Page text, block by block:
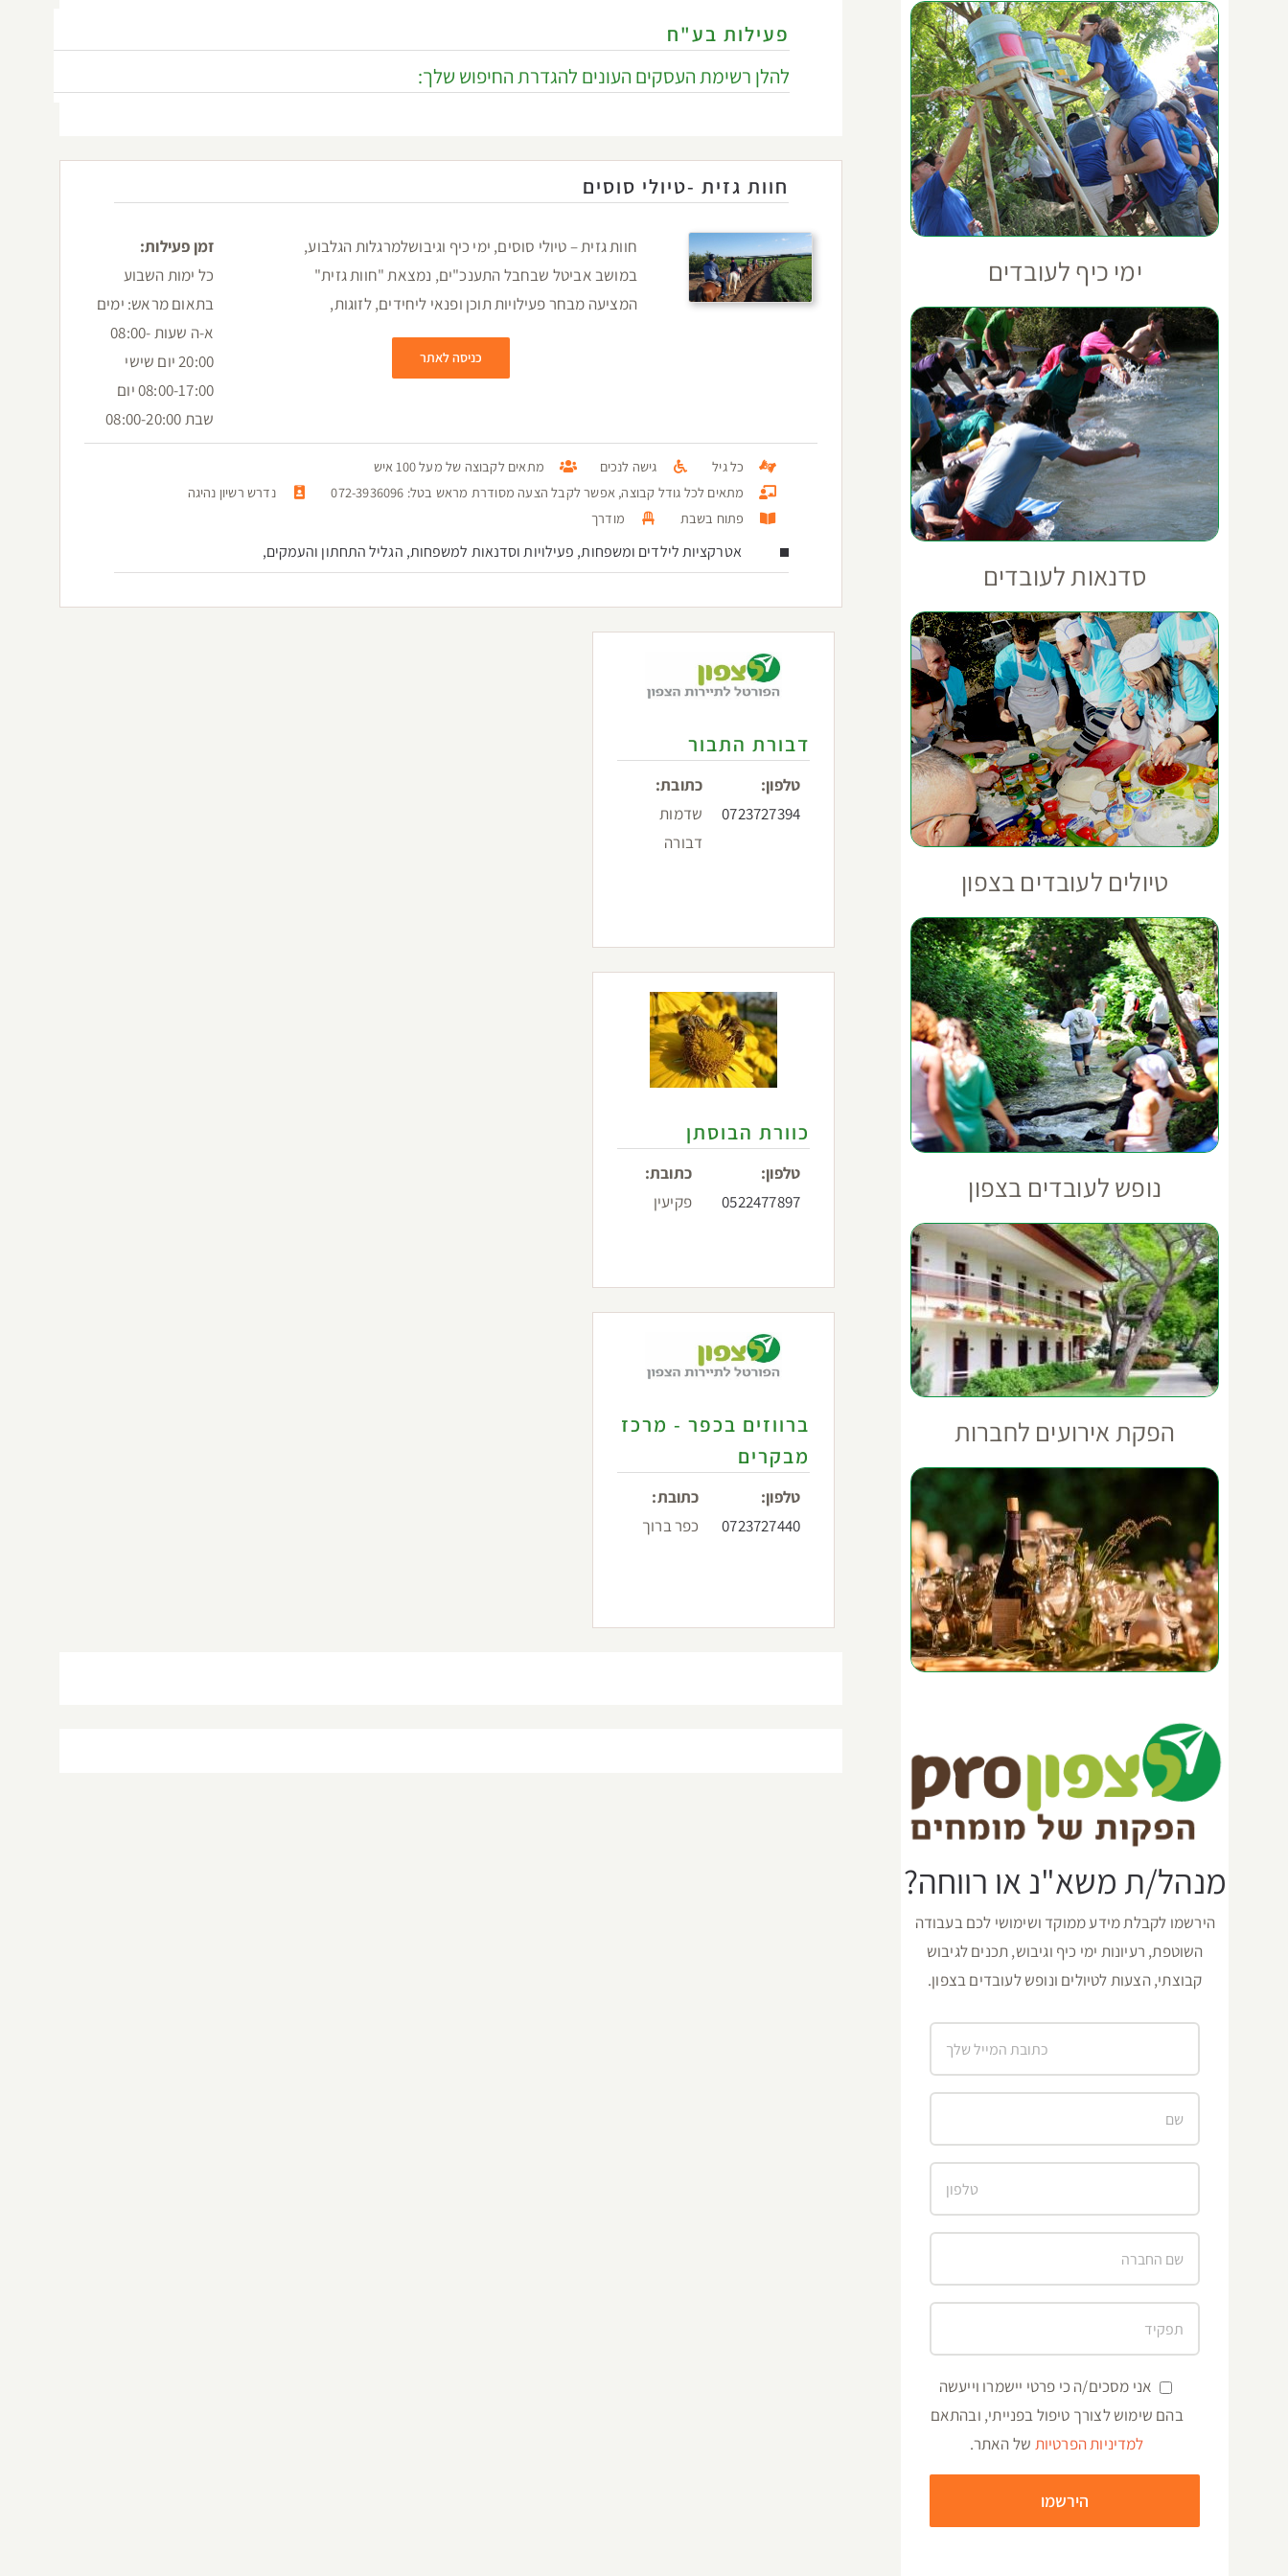
פעילות בע"ח
להלן רשימת העסקים העונים להגדרת החיפוש שלך:
חוות גזית -טיולי סוסים
חוות גזית – טיולי סוסים, ימי כיף וגיבושלמרגלות הגלבוע,
במושב אביטל שבחבל התענכ"ים, נמצאת "חוות גזית"
המציעה מבחר פעילויות תוכן ופנאי ליחידים, לזוגות,
כניסה לאתר
זמן פעילות:
כל ימות השבוע
בתאום מראש: ימים
א-ה שעות 08:00-
20:00 יום שישי
08:00-17:00 יום
שבת 08:00-20:00
כל גיל גישה לנכים
מתאים לקבוצה של מעל 100 איש
מתאים לכל גודל קבוצה, אפשר לקבל הצעה מסודרת מראש בטל: 072-3936096
נדרש רשיון נהיגה
פתוח בשבת
מודרך
אטרקציות לילדים ומשפחות, פעילויות וסדנאות למשפחות, הגליל התחתון והעמקים,
דבורת התבור
טלפון:
0723727394
כתובת:
שדמות
דבורה
כוורת הבוסתן
טלפון:
0522477897
כתובת:
פקיעין
ברווזים בכפר - מרכז
מבקרים
טלפון:
0723727440
כתובת:
כפר ברוך
ימי כיף לעובדים
סדנאות לעובדים
טיולים לעובדים בצפון
נופש לעובדים בצפון
הפקת אירועים לחברות
מנהל/ת משא"נ או רווחה?
הירשמו לקבלת מידע ממוקד ושימושי לכם בעבודה
השוטפת, רעיונות ימי כיף וגיבוש, תכנים לגיבוש
קבוצתי, הצעות לטיולים ונופש לעובדים בצפון.
אני מסכים/ה כי פרטי יישמרו וייעשה
בהם שימוש לצורך טיפול בפנייתי, ובהתאם
למדיניות הפרטיות של האתר.